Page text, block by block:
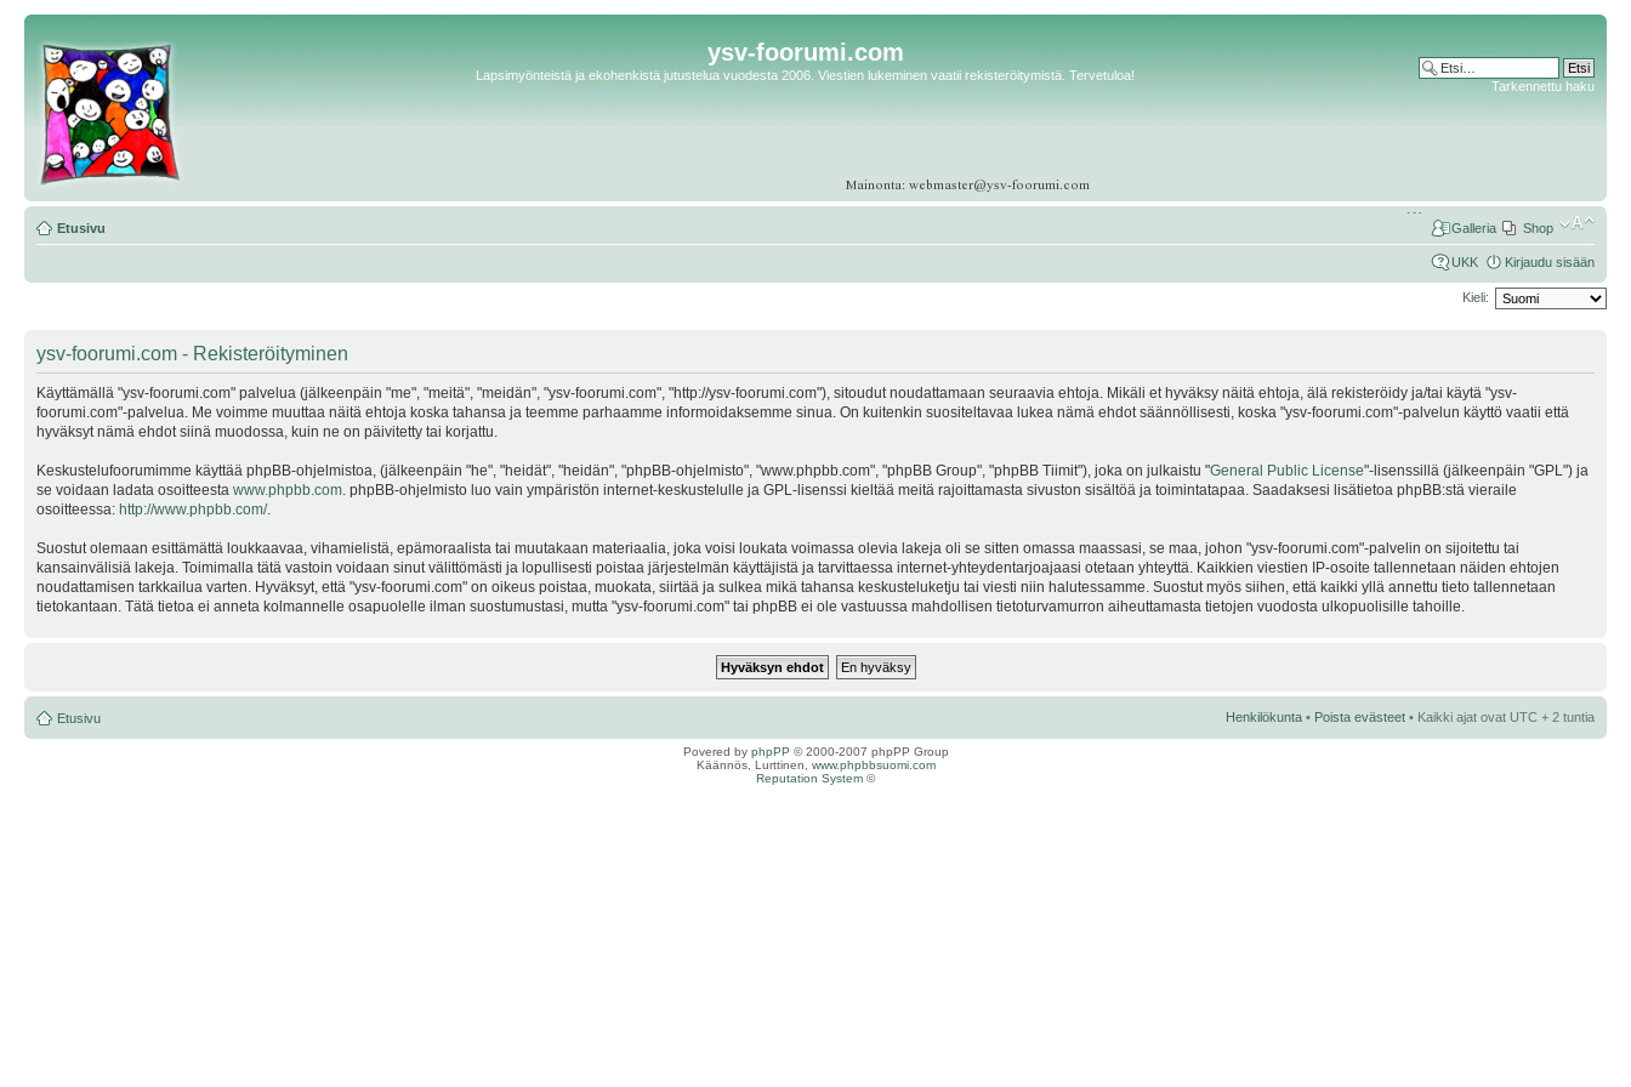
ysv-foorumi.com
Lapsimyönteistä ja ekohenkistä jutustelua vuodesta 2006. Viestien lukeminen vaatii rekisteröitymistä. Tervetuloa!
Tarkennettu haku
Etusivu Shop
Galleria
UKK Kirjaudu sisään
Kieli:
ysv-foorumi.com - Rekisteröityminen
Käyttämällä "ysv-foorumi.com" palvelua (jälkeenpäin "me", "meitä", "meidän", "ysv-foorumi.com", "http://ysv-foorumi.com"), sitoudut noudattamaan seuraavia ehtoja. Mikäli et hyväksy näitä ehtoja, älä rekisteröidy ja/tai käytä "ysv-
foorumi.com"-palvelua. Me voimme muuttaa näitä ehtoja koska tahansa ja teemme parhaamme informoidaksemme sinua. On kuitenkin suositeltavaa lukea nämä ehdot säännöllisesti, koska "ysv-foorumi.com"-palvelun käyttö vaatii että
hyväksyt nämä ehdot siinä muodossa, kuin ne on päivitetty tai korjattu.
Keskustelufoorumimme käyttää phpBB-ohjelmistoa, (jälkeenpäin "he", "heidät", "heidän", "phpBB-ohjelmisto", "www.phpbb.com", "phpBB Group", "phpBB Tiimit"), joka on julkaistu "General Public License"-lisenssillä (jälkeenpäin "GPL") ja
se voidaan ladata osoitteesta www.phpbb.com . phpBB-ohjelmisto luo vain ympäristön internet-keskustelulle ja GPL-lisenssi kieltää meitä rajoittamasta sivuston sisältöä ja toimintatapaa. Saadaksesi lisätietoa phpBB:stä vieraile
osoitteessa: http://www.phpbb.com/.
Suostut olemaan esittämättä loukkaavaa, vihamielistä, epämoraalista tai muutakaan materiaalia, joka voisi loukata voimassa olevia lakeja oli se sitten omassa maassasi, se maa, johon "ysv-foorumi.com"-palvelin on sijoitettu tai
kansainvälisiä lakeja. Toimimalla tätä vastoin voidaan sinut välittömästi ja lopullisesti poistaa järjestelmän käyttäjistä ja tarvittaessa internet-yhteydentarjoajaasi otetaan yhteyttä. Kaikkien viestien IP-osoite tallennetaan näiden ehtojen
noudattamisen tarkkailua varten. Hyväksyt, että "ysv-foorumi.com" on oikeus poistaa, muokata, siirtää ja sulkea mikä tahansa keskusteluketju tai viesti niin halutessamme. Suostut myös siihen, että kaikki yllä annettu tieto tallennetaan
tietokantaan. Tätä tietoa ei anneta kolmannelle osapuolelle ilman suostumustasi, mutta "ysv-foorumi.com" tai phpBB ei ole vastuussa mahdollisen tietoturvamurron aiheuttamasta tietojen vuodosta ulkopuolisille tahoille.
Etusivu Henkilökunta • Poista evästeet • Kaikki ajat ovat UTC + 2 tuntia
Povered by phpPP © 2000-2007 phpPP Group
Käännös, Lurttinen, www.phpbbsuomi.com
Reputation System ©